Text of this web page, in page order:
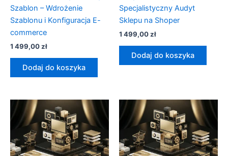
Szablon – Wdrożenie
Szablonu i Konfiguracja E-
commerce
1 499,00zł
Dodaj do koszyka
Specjalistyczny Audyt
Sklepu na Shoper
1 499,00zł
Dodaj do koszyka